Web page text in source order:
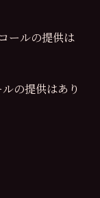
ールの提供は
の提供はあり